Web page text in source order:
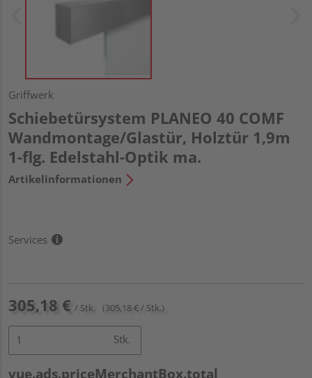
Griffwerk
Schiebetürsystem PLANEO 40 COMF
Wandmontage/Glastür, Holztür 1,9m
1-flg. Edelstahl-Optik ma.
Artikelinformationen
Services
305,18 € / Stk. (305,18 € / Stk.)
Stk.
vue.ads.priceMerchantBox.total